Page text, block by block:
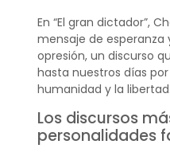
En “El gran dictador”,
mensaje de
opresión, un discurso
hasta nuestros días
humanidad y la libertad.
Los discursos
personalidades